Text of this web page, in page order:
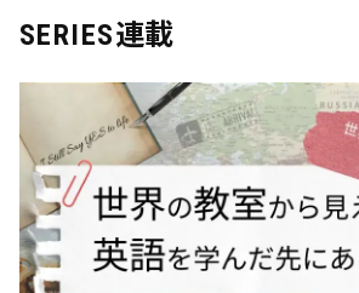
SERIES連載